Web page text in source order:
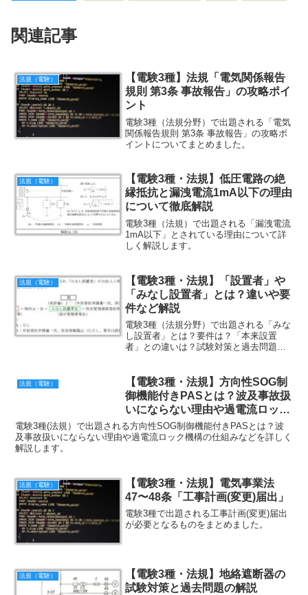
関連記事
法規（電験）
【電験3種】法規「電気関係報告
規則 第3条 事故報告」の攻略ポイ
ント
電験3種（法規分野）で出題される「電気
関係報告規則 第3条 事故報告」の攻略ポ
イントについてまとめました。
法規（電験）
【電験3種・法規】低圧電路の絶
縁抵抗と漏洩電流1mA以下の理由
について徹底解説
電験3種（法規）で出題される「漏洩電流
1mA以下」とされている理由について詳
しく解説します。
法規（電験）
【電験3種・法規】「設置者」や
「みなし設置者」とは？違いや要
件など解説
電験3種（法規分野）で出題される「みな
し設置者」とは？要件は？「本来設置
者」との違いは？試験対策と過去問題を
法規（電験）
【電験3種・法規】方向性SOG制
御機能付きPASとは？波及事故扱
いにならない理由や過電流ロック
機構の仕組みなど
電験3種(法規）で出題される方向性SOG制御機能付きPASとは？波
及事故扱いにならない理由や過電流ロック機構の仕組みなどを詳しく
解説します。
法規（電験）
【電験3種・法規】電気事業法
47〜48条「工事計画(変更)届出」
電験3種で出題される工事計画(変更)届出
が必要となるものをまとめました。
法規（電験）
【電験3種・法規】地絡遮断器の
試験対策と過去問題の解説